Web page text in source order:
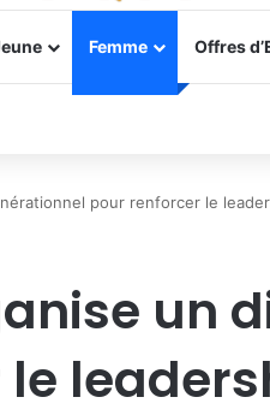
Femme Offres
pour renforcer le
un